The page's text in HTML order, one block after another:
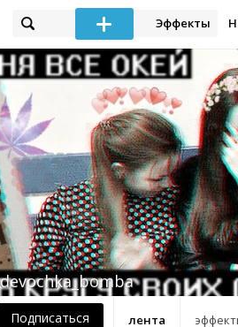
Эффекты
лента
devochka_bomba
Подписаться